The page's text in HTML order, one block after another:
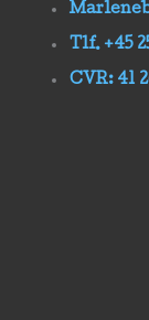
Tlf. +45
CVR: 41